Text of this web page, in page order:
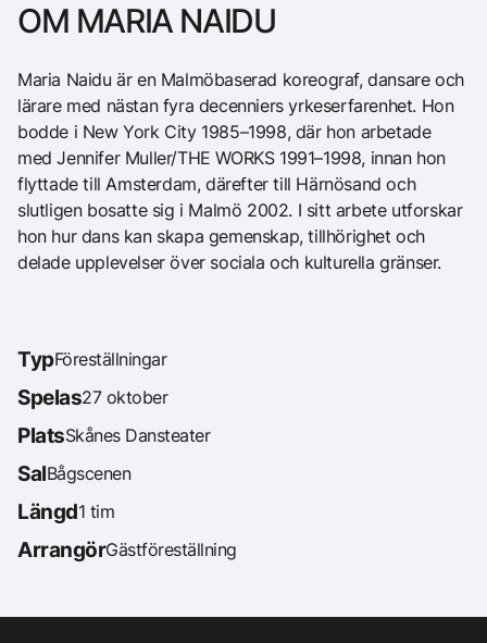
OM MARIA NAIDU
Maria Naidu är en Malmöbaserad koreograf, dansare och
lärare med nästan fyra decenniers yrkeserfarenhet. Hon
bodde i New York City 1985–1998, där hon arbetade
med Jennifer Muller/THE WORKS 1991–1998, innan hon
flyttade till Amsterdam, därefter till Härnösand och
slutligen bosatte sig i Malmö 2002. I sitt arbete utforskar
hon hur dans kan skapa gemenskap, tillhörighet och
delade upplevelser över sociala och kulturella gränser.
TypFöreställningar
Spelas27 oktober
PlatsSkånes Dansteater
SalBågscenen
Längd1 tim
ArrangörGästföreställning